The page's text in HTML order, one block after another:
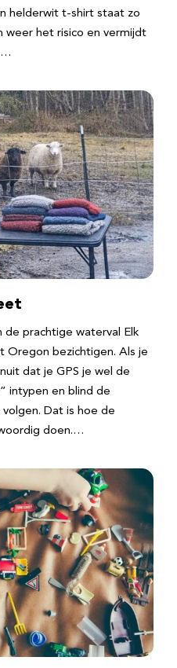
helderwit t-shirt staat zo
weer het risico en vermijdt
de prachtige waterval Elk
Oregon bezichtigen. Als je
dat je GPS je wel de
intypen en blind de
Dat is hoe de
doen.…